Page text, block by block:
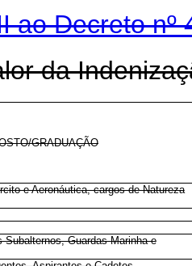
ao Decreto
da
GRADUAÇÃO
e Aeronáutica, cargos de Natureza
Guardas-Marinha e